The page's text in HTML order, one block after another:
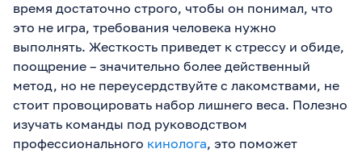
время достаточно строго, чтобы он понимал, что
это не игра, требования человека нужно
выполнять. Жесткость приведет к стрессу и обиде,
поощрение – значительно более действенный
метод, но не переусердствуйте с лакомствами, не
стоит провоцировать набор лишнего веса. Полезно
изучать команды под руководством
профессионального кинолога, это поможет